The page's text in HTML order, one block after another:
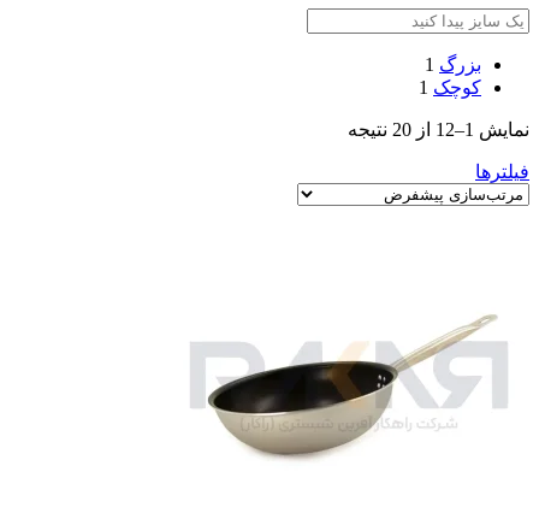
بزرگ 1
کوچک 1
نمایش 1–12 از 20 نتیجه
فیلترها